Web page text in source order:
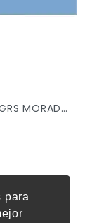
para
PERLAS DE HIDROGEL CONFETTI 10GRS MORADO 4007 X/25